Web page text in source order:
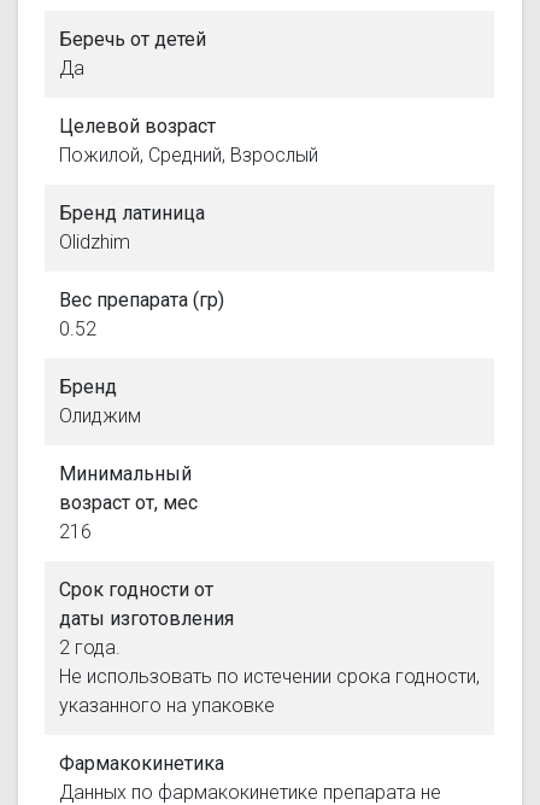
Беречь от детей
Да
Целевой возраст
Пожилой, Средний, Взрослый
Бренд латиница
Olidzhim
Вес препарата (гр)
0.52
Бренд
Олиджим
Минимальный
возраст от, мес
216
Срок годности от
даты изготовления
2 года.
Не использовать по истечении срока годности,
указанного на упаковке
Фармакокинетика
Данных по фармакокинетике препарата не